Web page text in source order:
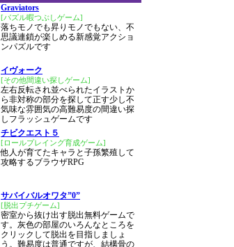
Graviators
[パズル暇つぶしゲーム]
落ちモノでも昇りモノでもない、不
思議連鎖が楽しめる新感覚アクショ
ンパズルです
イヴォーク
[その他間違い探しゲーム]
左右反転され並べられたイラストか
ら非対称の部分を探して正す少し不
気味な雰囲気の高難易度の間違い探
しフラッシュゲームです
チビクエスト５
[ロールプレイング育成ゲーム]
他人が育てたキャラと子孫繁殖して
攻略するブラウザRPG
サバイバルオワタ”0”
[脱出プチゲーム]
密室から抜け出す脱出無料ゲームで
す。灰色の部屋のいろんなところを
クリックして脱出を目指しましょ
う。難易度は普通ですが、結構骨の